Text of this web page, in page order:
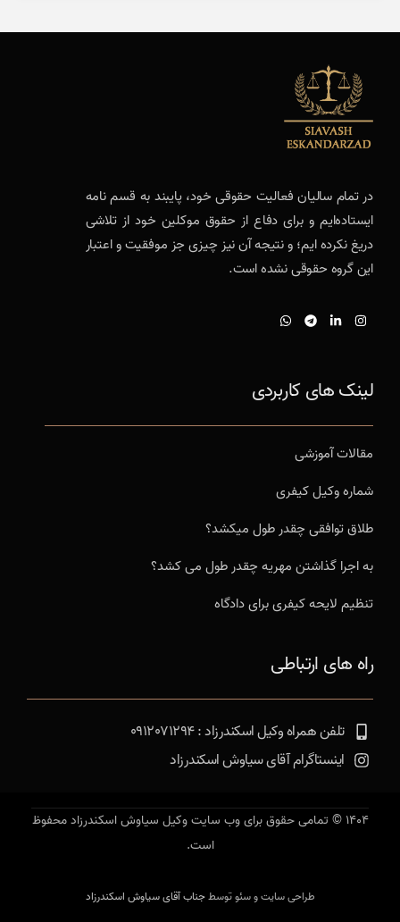
در تمام سالیان فعالیت حقوقی خود، پایبند به قسم نامه
ایستاده‌ایم و برای دفاع از حقوق موکلین خود از تلاشی
دریغ نکرده ایم؛ و نتیجه آن نیز چیزی جز موفقیت و اعتبار
این گروه حقوقی نشده است.
لینک های کاربردی
مقالات آموزشی
شماره وکیل کیفری
طلاق توافقی چقدر طول میکشد؟
به اجرا گذاشتن مهریه چقدر طول می کشد؟
تنظیم لایحه کیفری برای دادگاه
راه های ارتباطی
تلفن همراه وکیل اسکندرزاد : 0912071294
اینستاگرام آقای سیاوش اسکندرزاد
1404 © تمامی حقوق برای وب سایت وکیل سیاوش اسکندرزاد محفوظ
است.
طراحی سایت و سئو توسطجناب آقای سیاوش اسکندرزاد